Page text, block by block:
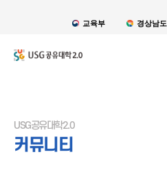
교육부 경상남도
USG공유대학2.0
커뮤니티